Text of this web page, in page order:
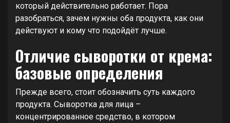
который действительно работает. Пора
разобраться, зачем нужны оба продукта, как они
действуют и кому что подойдёт лучше.
Отличие сыворотки от крема:
базовые определения
Прежде всего, стоит обозначить суть каждого
продукта. Сыворотка для лица –
концентрированное средство, в котором